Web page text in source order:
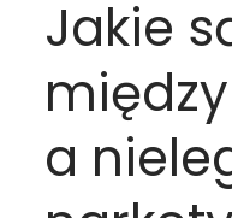
Jakie
a